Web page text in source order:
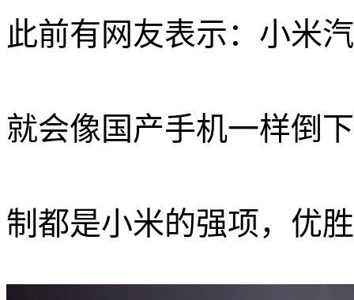
此前有网友表示： 小米
就会像国产手机一样倒
制都是小米的强项，优